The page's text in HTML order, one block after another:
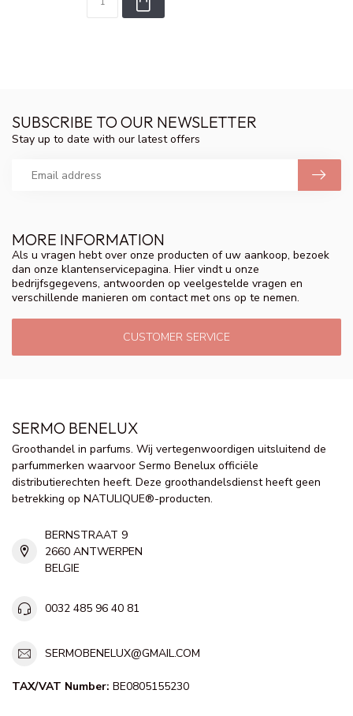
MORE INFORMATION
Als u vragen hebt over onze producten of uw aankoop, bezoek
dan onze klantenservicepagina. Hier vindt u onze
bedrijfsgegevens, antwoorden op veelgestelde vragen en
verschillende manieren om contact met ons op te nemen.
CUSTOMER SERVICE
SUBSCRIBE TO OUR NEWSLETTER
Stay up to date with our latest offers
SERMO BENELUX
Groothandel in parfums. Wij vertegenwoordigen uitsluitend de
parfummerken waarvoor Sermo Benelux officiële
distributierechten heeft. Deze groothandelsdienst heeft geen
betrekking op NATULIQUE®-producten.
BERNSTRAAT 9
2660 ANTWERPEN
BELGIE
0032 485 96 40 81
SERMOBENELUX@GMAIL.COM
TAX/VAT Number: BE0805155230